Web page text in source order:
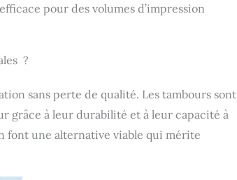
pour des volumes d’impression
?
sans perte de qualité. Les tambours sont
grâce à leur durabilité et à leur capacité à
font une alternative viable qui mérite